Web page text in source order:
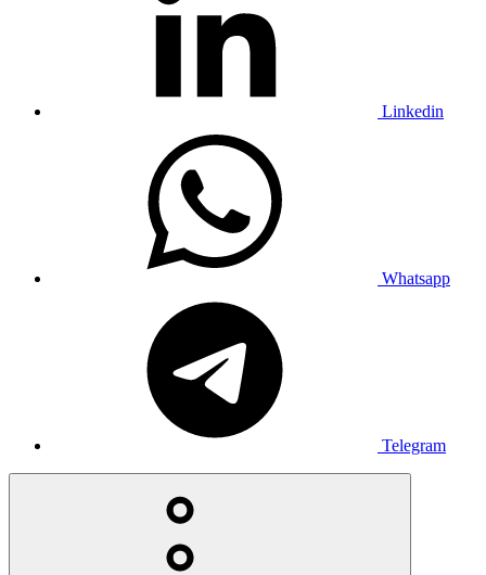
Linkedin
Whatsapp
Telegram